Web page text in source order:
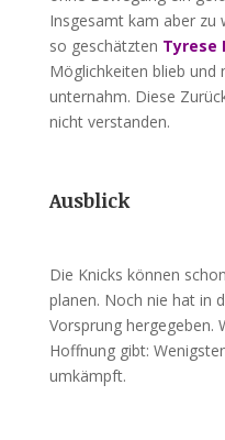
Insgesamt kam aber zu
so geschätzten Tyrese
Möglichkeiten blieb und
unternahm. Diese
nicht verstanden.
Ausblick
Die Knicks können
planen. Noch nie hat in
Vorsprung hergegeben.
Hoffnung gibt:
umkämpft.